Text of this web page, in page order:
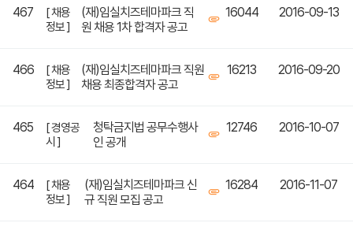
467
[ 채용
정보 ]
(재)임실치즈테마파크 직
원 채용 1차 합격자 공고
16044 2016-09-13
466
[ 채용
정보 ]
(재)임실치즈테마파크 직원
채용 최종합격자 공고
16213 2016-09-20
465
[ 경영공
시 ]
청탁금지법 공무수행사
인 공개
12746 2016-10-07
464
[ 채용
정보 ]
(재)임실치즈테마파크 신
규 직원 모집 공고
16284 2016-11-07